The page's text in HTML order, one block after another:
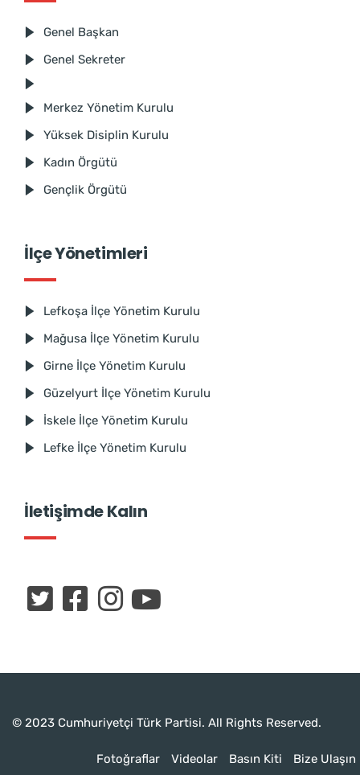
Genel Başkan
Genel Sekreter
Merkez Yönetim Kurulu
Yüksek Disiplin Kurulu
Kadın Örgütü
Gençlik Örgütü
İlçe Yönetimleri
Lefkoşa İlçe Yönetim Kurulu
Mağusa İlçe Yönetim Kurulu
Girne İlçe Yönetim Kurulu
Güzelyurt İlçe Yönetim Kurulu
İskele İlçe Yönetim Kurulu
Lefke İlçe Yönetim Kurulu
İletişimde Kalın
© 2023 Cumhuriyetçi Türk Partisi. All Rights Reserved.
Fotoğraflar Videolar Basın Kiti Bize Ulaşın